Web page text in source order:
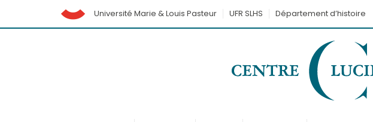
Université Marie & Louis Pasteur UFR SLHS Département d’histoire